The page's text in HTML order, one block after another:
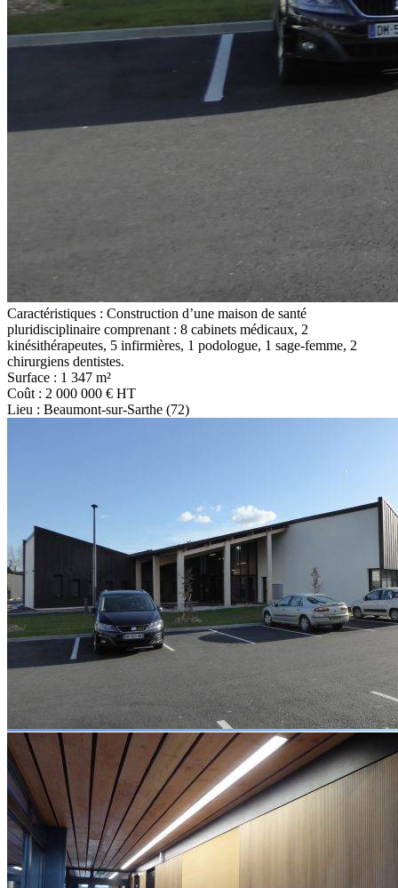
Caractéristiques : Construction d’une maison de santé
pluridisciplinaire comprenant : 8 cabinets médicaux, 2
kinésithérapeutes, 5 infirmières, 1 podologue, 1 sage-femme, 2
chirurgiens dentistes.
Surface : 1 347 m²
Coût : 2 000 000 € HT
Lieu : Beaumont-sur-Sarthe (72)